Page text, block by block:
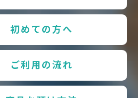
初めての方へ
ご利用の流れ